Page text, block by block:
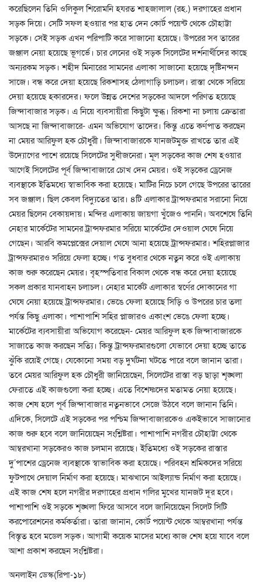
করেছিলেন তিনি ওলিকুল শিরোমনি হযরত শাহজালাল (রহ.) দরগাহের প্রধান
সড়ক দিয়ে। সেটি সফল হওয়ার পর হাত দেন কোর্ট পয়েন্ট থেকে চৌহাট্টা
সড়কে। সেই সড়ক এখন পরিপাটি করে সাজানো হয়েছে। উপরের সব তারের
জঞ্জাল নেয়া হয়েছে ভূগর্ভে। চার লেনের ওই সড়ক সিলেটের দর্শনার্থীদের কাছে
অন্যরকম সড়ক। শহীদ মিনারের সামনের এলাকা সাজানো হয়েছে দৃষ্টিনন্দন
সাজে। বন্ধ করে দেয়া হয়েছে রিকশাসহ ঠেলাগাড়ি চলাচল। রাস্তা থেকে সরিয়ে
দেয়া হয়েছে হকারদের। ফলে উন্নত দেশের সড়কের আদলে পরিণত হয়েছে
জিন্দাবাজার সড়ক। এ নিয়ে ব্যবসায়ীরা কিছুটা ক্ষুব্ধ। রিকশা না চলায় ক্রেতারা
আসছে না জিন্দাবাজারে- এমন অভিযোগ তাদের। কিন্তু এতে কর্ণপাত করছেন
না মেয়র আরিফুল হক চৌধুরী। জিন্দাবাজারকে যানজটমুক্ত রাখতে তার এই
উদ্যোগের পাশে রয়েছে সিলেটের সুধীজনেরা। মূল সড়কের কাজ শেষ হওয়ার
আগেই সিলেটের পূর্ব জিন্দাবাজারে চোখ দেন মেয়র। ওই সড়কের ড্রেনেজ
ব্যবস্থাকে ইতিমধ্যে স্বাভাবিক করা হয়েছে। মাটির নিচে চলে গেছে উপরের তারের
সব জঞ্জাল। ছিল কেবল বিদ্যুতের তার। ৪টি এলাকার ট্রান্সফরমার সরানো নিয়ে
মেয়র ছিলেন বেকায়দায়। মন্দির এলাকায় জায়গা খুঁজেও পাননি। অবশেষে তিনি
নেহার মার্কেটের সামনের ট্রান্সফরমার সরিয়ে মার্কেটের দেওয়াল ঘেষে নিয়ে
গেছেন। আরবি কমপ্লেক্সের দেয়াল ঘেষে আনা হয়েছে ট্রান্সফরমার। শহিরপ্লাজার
ট্রান্সফরমারও সরিয়ে ফেলা হচ্ছে। গত বুধবার থেকে নতুন করে ওই এলাকায়
কাজ শুরু করেছেন মেয়র। বৃহস্পতিবার বিকাল থেকে বন্ধ করে দেয়া হয়েছে
সকল প্রকার যানবাহন চলাচল। নেহার মার্কেট এলাকার স্বর্ণের দোকানের গা
ঘেষে নেয়া হয়েছে ট্রান্সফরমার। ভেঙে ফেলা হয়েছে সিড়ি ও উপরের চার তলা
পর্যন্ত কিছু এলাকা। পাশাপাশি সহির প্লাজারও একাংশ ভেঙে ফেলা হচ্ছে।
মার্কেটের ব্যবসায়ীরা অভিযোগ করেছেন- মেয়র আরিফুল হক জিন্দাবাজারকে
সাজাতে কাজ করছেন সত্যি। কিন্তু ট্রান্সফরমারগুলো যেভাবে দেয়া হচ্ছে তাতে
ঝুঁকি রয়েই গেছে। যেকোনো সময় বড় দুর্ঘটনা ঘটতে পারে বলে জানান তারা।
তবে মেয়র আরিফুল হক চৌধুরী জানিয়েছেন, সিলেটের রাস্তা বড় ছাড়া শৃঙ্খলা
ফেরাতে এই কাজগুলো করা হচ্ছে। এতে বিশেষ্ণদের মতামত নেয়া হয়েছে।
কাজ শেষ হলে পূর্ব জিন্দাবাজার নতুনভাবে সেজে উঠবে বলে জানান তিনি।
এদিকে, সিলেটে এই সড়কের পর পশ্চিম জিন্দাবাজারকেও একইভাবে সাজানোর
কাজ শুরু হবে বলে জানিয়েছেন সংশ্লিষ্টরা। পাশাপাশি নগরীর চৌহাট্টা থেকে
আম্বরখানা সড়কেরও কাজ চলমান রয়েছে। ইতিমধ্যে ওই সড়কের রাস্তার
দু’পাশের ড্রেনেজ ব্যবস্থাকে স্বাভাবিক করা হয়েছে। পরিবহন শ্রমিকদের সরিয়ে
ফুটপাথে দেয়াল নির্মাণ করা হয়েছে। মাঝখানে আইল্যান্ড নির্মাণ করা হয়েছে।
এই কাজ শেষ হলে নগরীর দরগাহের প্রধান গলির মুখের যানজট দূর হবে।
পাশাপাশি ওই সড়কে শৃঙ্খলা ফিরে আসবে বলে জানিয়েছেন সিলেট সিটি
করপোরেশনের কর্মকর্তারা। তারা জানান, কোর্ট পয়েন্ট থেকে আম্বরখানা পর্যন্ত
বিস্তৃত হবে মডেল সড়ক। আগামী কয়েক মাসের মধ্যে কাজ শেষ হয়ে যাবে বলে
আশা প্রকাশ করছেন সংশ্লিষ্টরা।
অনলাইন ডেস্ক(রিপা-১৮)